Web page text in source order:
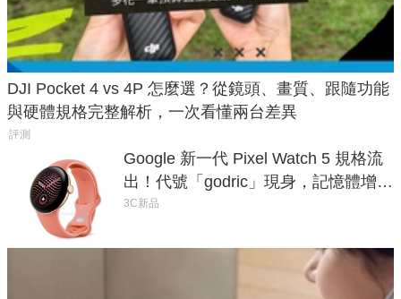
DJI Pocket 4 vs 4P 怎麼選？從鏡頭、畫質、跟隨功能
與硬體規格完整解析，一次看懂兩台差異
評測
Google 新一代 Pixel Watch 5 規格流
出！代號「godric」現身，記憶體增強
鎖定 AI 應用
3C新品